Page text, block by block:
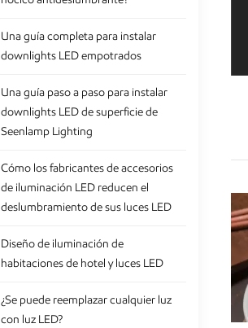
Una guía completa para instalar
downlights LED empotrados
Una guía paso a paso para instalar
downlights LED de superficie de
Seenlamp Lighting
Cómo los fabricantes de accesorios
de iluminación LED reducen el
deslumbramiento de sus luces LED
Diseño de iluminación de
habitaciones de hotel y luces LED
¿Se puede reemplazar cualquier luz
con luz LED?